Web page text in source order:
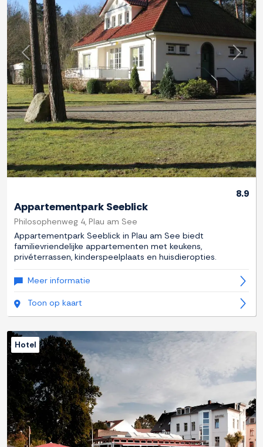
Previous Next
8.9
Appartementpark Seeblick
Philosophenweg 4, Plau am See
Appartementpark Seeblick in Plau am See biedt
familievriendelijke appartementen met keukens,
privéterrassen, kinderspeelplaats en huisdieropties.
Meer informatie
Toon op kaart
Hotel